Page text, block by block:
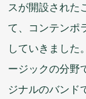
スが開設された
て、コンテンポ
していきました
ージックの分野
ジナルのバンド